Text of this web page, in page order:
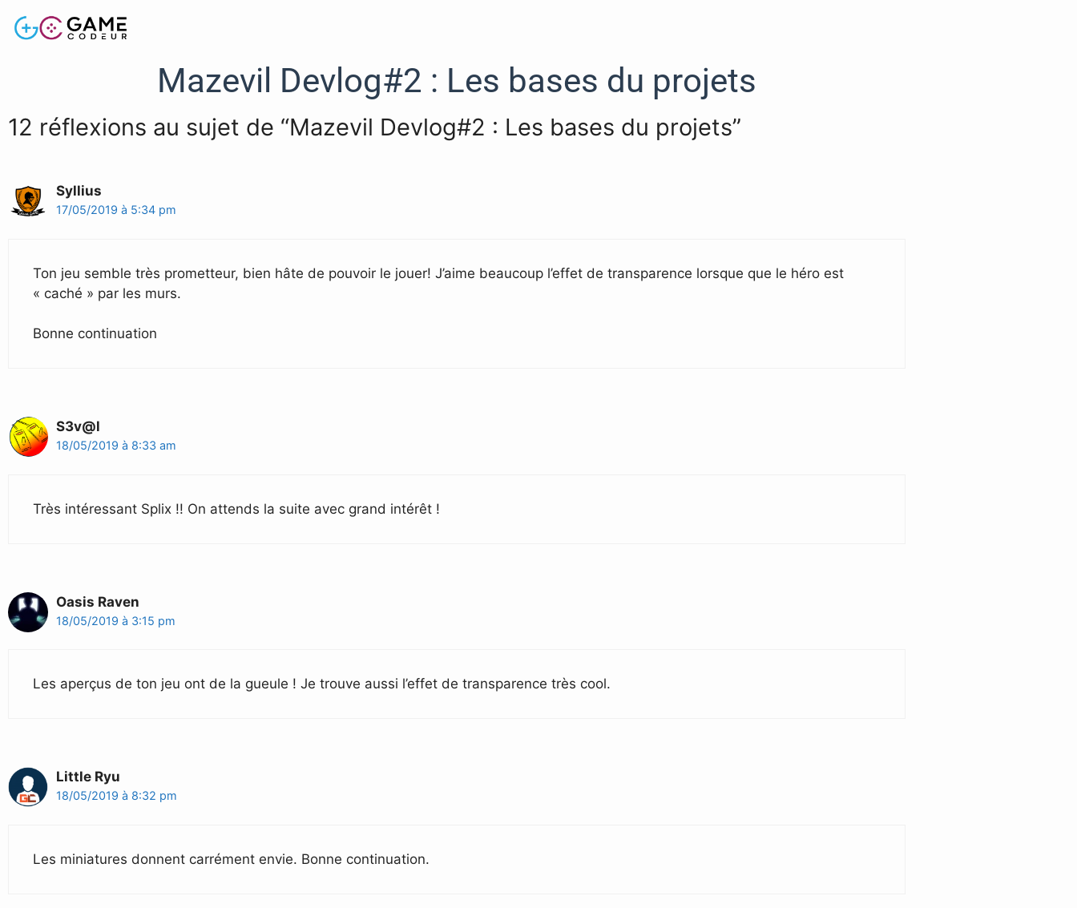
Mazevil Devlog#2 : Les bases du projets
12 réflexions au sujet de “Mazevil Devlog#2 : Les bases du projets”
Syllius
17/05/2019 à 5:34 pm
Ton jeu semble très prometteur, bien hâte de pouvoir le jouer! J’aime beaucoup l’effet de transparence lorsque que le héro est
« caché » par les murs.
Bonne continuation
S3v@l
18/05/2019 à 8:33 am
Très intéressant Splix !! On attends la suite avec grand intérêt !
Oasis Raven
18/05/2019 à 3:15 pm
Les aperçus de ton jeu ont de la gueule ! Je trouve aussi l’effet de transparence très cool.
Little Ryu
18/05/2019 à 8:32 pm
Les miniatures donnent carrément envie. Bonne continuation.